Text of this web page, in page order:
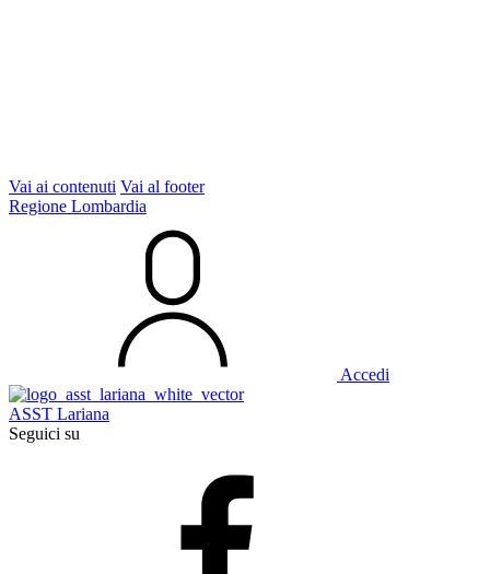
Vai ai contenuti Vai al footer
Regione Lombardia
Accedi
ASST Lariana
Seguici su